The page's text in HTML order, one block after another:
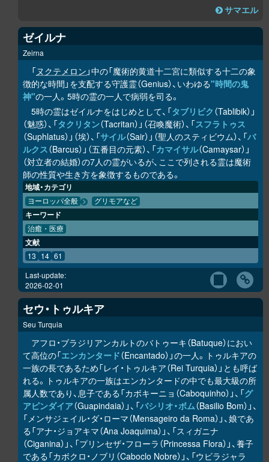
サマエル
ゼイルナ
Zeirna
「ヌクテメロン 」中の「魔術的黄道十二宮に類似する十二の象
徴的な時間」を支配する守護霊（Genius）、いわゆる"時間の鬼
神"の一人。5時の霊の一人で病弱を司る。
5時の霊はゼイルナをはじめとして、「タブリビク （Tablibik）」
（魅惑）、「タクリタン（Tacritan）」（召喚魔術）、「スフラトゥス
（Suphlatus）」（埃）、「サイル（Sair）」（聖人のスティビウム）、「バ
ルクス（Barcus）」（五番目の元素）、「カマイサル（Camaysar）」
（対立者の結婚）の7人の霊がいるが、ここで列される霊は魔術
師の性質や生き方を象徴するものである。
地域・カテゴリ
ヨーロッパ全般 グリモアなど
キーワード
治癒・医療
文献
13 14 61
Last-update:
2026-02-01
セウ・トゥルキア
Seu Turquia
アフロ・ブラジリアンカルトのバトゥーキ（Batuque）におい
て高位の「エンカンタード（Encantado）」の一人。トゥルキアの
一族の長であるため「レイ・トゥルキア（Rei Turquia）」とも呼ば
れる。トゥルキアの一族はエンカンタードの中でも最大級の所
属人数であり、息子である「カボキーニョ（Caboquinho）」、「グ
アピンダイア（Guapindaia）」、「バシリオ・ボム（Basilio Bom）」、
「メンサジェイル・ダ・ローマ（Mensageiro da Roma）」、娘であ
る「アナ・ジョアキマ（Ana Joaquima）」、「スィガニナ
（Ciganina）」、「プリンセザ・フローラ（Princessa Flora）」、養子
である「カボクロ・ノブリ（Caboclo Nobre）」、「ウビラジャラ